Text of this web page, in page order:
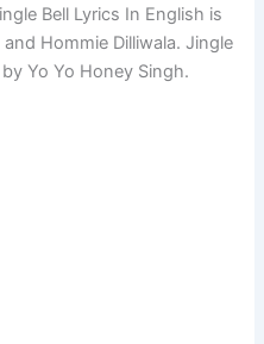
Bell Lyrics In English is
Hommie Dilliwala. Jingle
Yo Yo Honey Singh.